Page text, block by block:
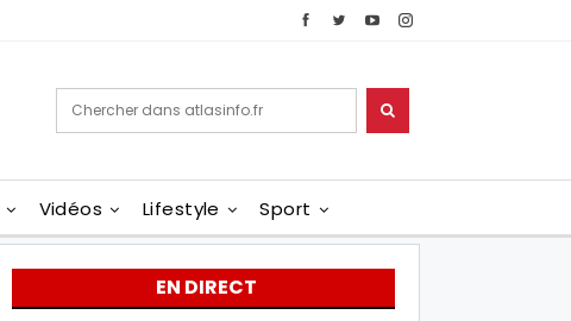
Vidéos Lifestyle Sport
EN DIRECT